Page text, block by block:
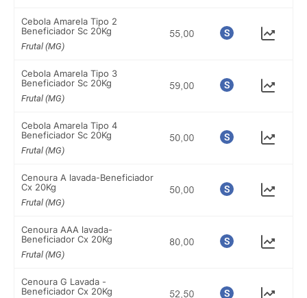
Cebola Amarela Tipo 2
Beneficiador Sc 20Kg
Frutal (MG)
Cebola Amarela Tipo 3
Beneficiador Sc 20Kg
Frutal (MG)
Cebola Amarela Tipo 4
Beneficiador Sc 20Kg
Frutal (MG)
Cenoura A lavada-Beneficiador
Cx 20Kg
Frutal (MG)
Cenoura AAA lavada-
Beneficiador Cx 20Kg
Frutal (MG)
Cenoura G Lavada -
Beneficiador Cx 20Kg